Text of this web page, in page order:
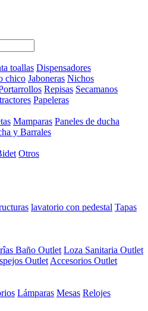
toallas Dispensadores
chico Jaboneras Nichos
Repisas Secamanos
Papeleras
Mamparas Paneles de ducha
y Barrales
Otros
lavatorio con pedestal Tapas
Baño Outlet Loza Sanitaria Outlet
Outlet Accesorios Outlet
Lámparas Mesas Relojes